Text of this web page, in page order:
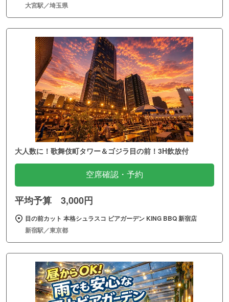
大宮駅／埼玉県
大人数に！歌舞伎町タワー＆ゴジラ目の前！3H飲放付
空席確認・予約
平均予算 3,000円
目の前カット 本格シュラスコ ビアガーデン KING BBQ 新宿店
新宿駅／東京都